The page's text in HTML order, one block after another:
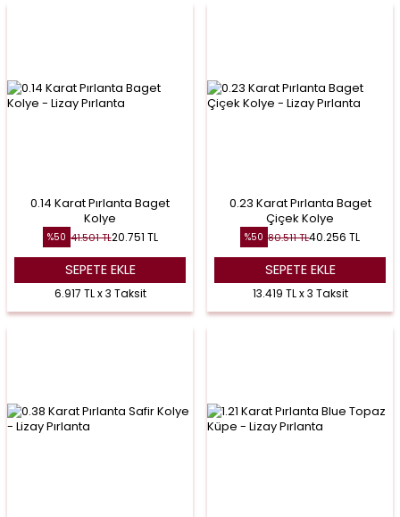
0.14 Karat Pırlanta Baget
Kolye
%50 41.501TL20.751 TL
SEPETE EKLE
6.917 TL x 3 Taksit
0.23 Karat Pırlanta Baget
Çiçek Kolye
%50 80.511TL40.256 TL
SEPETE EKLE
13.419 TL x 3 Taksit